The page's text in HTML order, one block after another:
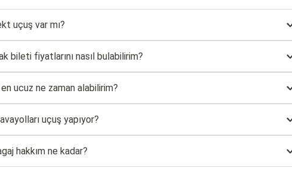
uçuş var mı?
bileti fiyatlarını nasıl bulabilirim?
ucuz ne zaman alabilirim?
uçuş yapıyor?
hakkım ne kadar?